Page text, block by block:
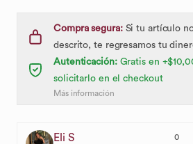
Compra segura:Si tu artículo
descrito, te regresamos tu
Autenticación:Gratis en
solicitarlo en el checkout
Más información
Eli S
0